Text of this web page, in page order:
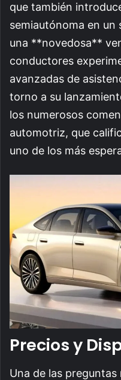
que también
semiautónoma en un
una **novedosa**
conductores
avanzadas de
torno a su
los numerosos
automotriz, que
uno de los más
Precios y
Una de las